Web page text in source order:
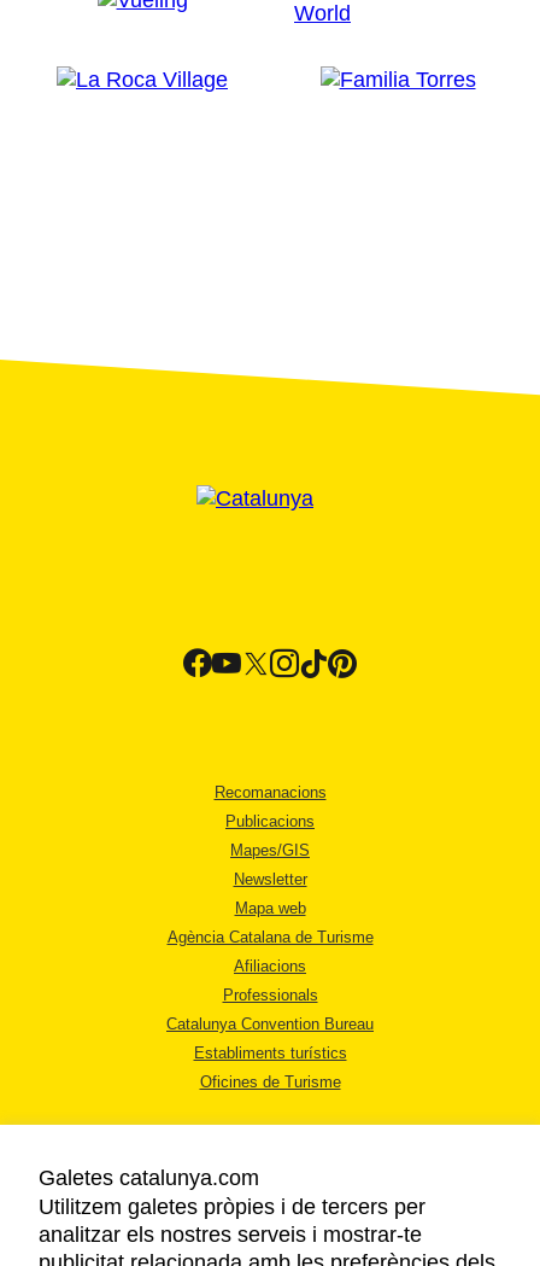
Recomanacions
Publicacions
Mapes/GIS
Newsletter
Mapa web
Agència Catalana de Turisme
Afiliacions
Professionals
Catalunya Convention Bureau
Establiments turístics
Oficines de Turisme
AVÍS LEGAL
Galetes catalunya.com
Utilitzem galetes pròpies i de tercers per
analitzar els nostres serveis i mostrar-te